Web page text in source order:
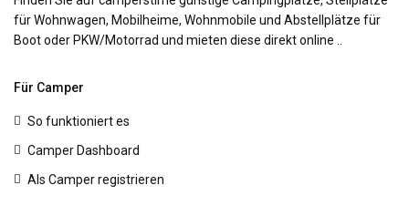
für Wohnwagen, Mobilheime, Wohnmobile und Abstellplätze für
Boot oder PKW/Motorrad und mieten diese direkt online ..
Für Camper
So funktioniert es
Camper Dashboard
Als Camper registrieren